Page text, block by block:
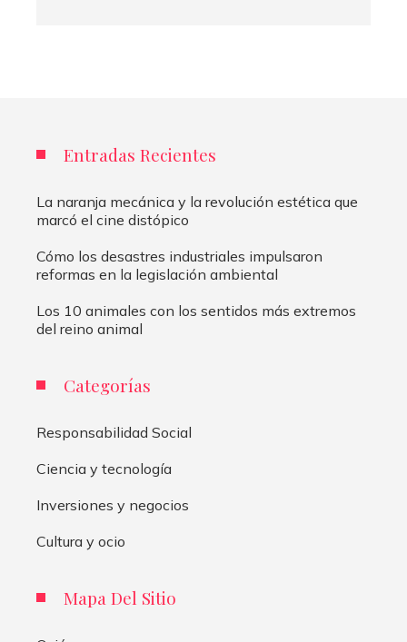
Entradas Recientes
La naranja mecánica y la revolución estética que
marcó el cine distópico
Cómo los desastres industriales impulsaron
reformas en la legislación ambiental
Los 10 animales con los sentidos más extremos
del reino animal
Categorías
Responsabilidad Social
Ciencia y tecnología
Inversiones y negocios
Cultura y ocio
Mapa Del Sitio